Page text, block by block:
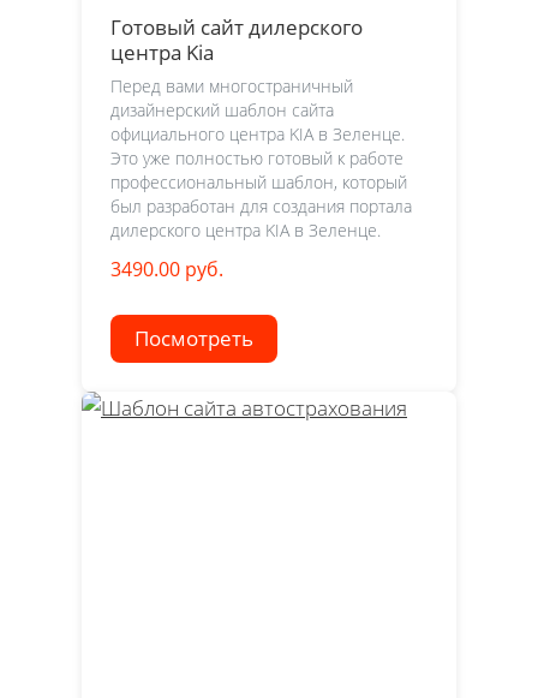
Готовый сайт дилерского
центра Kia
Перед вами многостраничный
дизайнерский шаблон сайта
официального центра KIA в Зеленце.
Это уже полностью готовый к работе
профессиональный шаблон, который
был разработан для создания портала
дилерского центра KIA в Зеленце.
3490.00 руб.
Посмотреть